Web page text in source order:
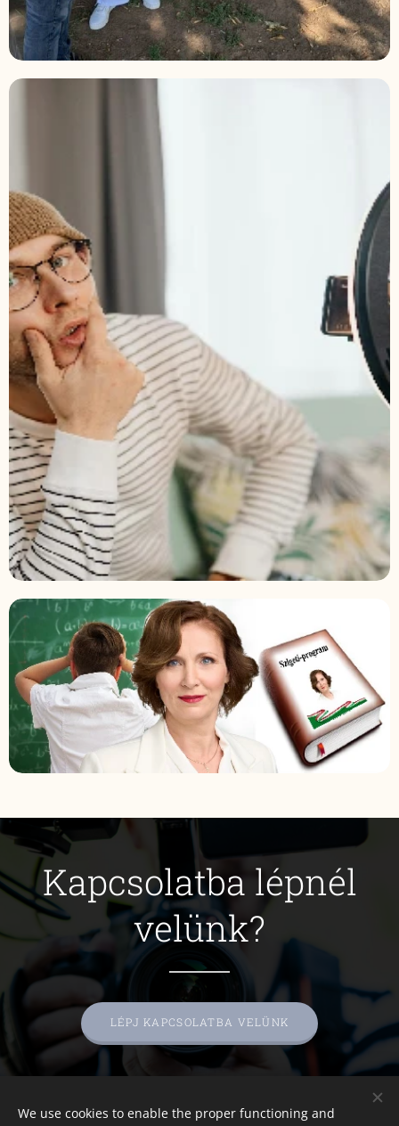
Kapcsolatba lépnél
velünk?
LÉPJ KAPCSOLATBA VELÜNK
A képeket biztosította:Pexels
We use cookies to enable the proper functioning and